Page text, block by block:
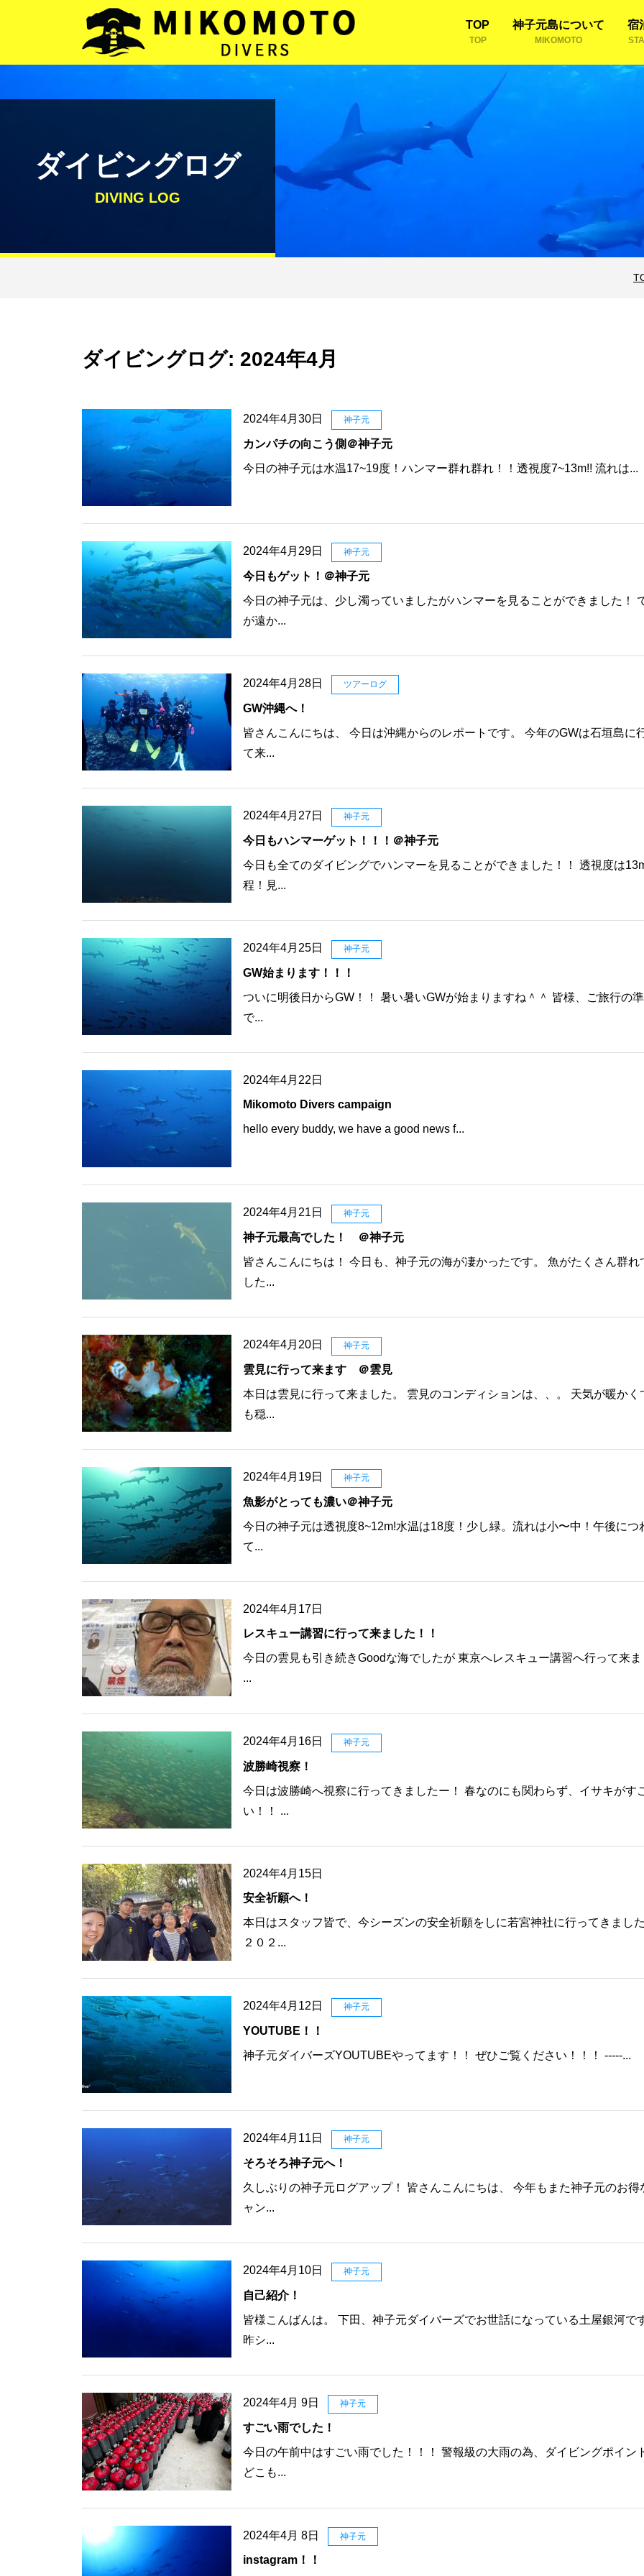
メインナビゲーション
TOP
TOP
神子元島について
MIKOMOTO
宿
ダイビングログ
DIVING LOG
ダイビングログ: 2024年4月
2024年4月30日 神子元
カンパチの向こう側＠神子元
今日の神子元は水温17~19度！ハンマー群れ群れ！！透視度7~13m!! 流れは...
2024年4月29日 神子元
今日もゲット！＠神子元
今日の神子元は、少し濁っていましたがハンマーを見ることができました！
が遠か...
2024年4月28日 ツアーログ
GW沖縄へ！
皆さんこんにちは、 今日は沖縄からのレポートです。 今年のGWは石垣島に
て来...
2024年4月27日 神子元
今日もハンマーゲット！！！＠神子元
今日も全てのダイビングでハンマーを見ることができました！！ 透視度は
程！見...
2024年4月25日 神子元
GW始まります！！！
ついに明後日からGW！！ 暑い暑いGWが始まりますね＾＾ 皆様、ご旅行の
で...
2024年4月22日
Mikomoto Divers campaign
hello every buddy, we have a good news f...
2024年4月21日 神子元
神子元最高でした！ ＠神子元
皆さんこんにちは！ 今日も、神子元の海が凄かったです。 魚がたくさん群れ
した...
2024年4月20日 神子元
雲見に行って来ます ＠雲見
本日は雲見に行って来ました。 雲見のコンディションは、、。 天気が暖かく
も穏...
2024年4月19日 神子元
魚影がとっても濃い＠神子元
今日の神子元は透視度8~12m!水温は18度！少し緑。流れは小〜中！午後につ
て...
2024年4月17日
レスキュー講習に行って来ました！！
今日の雲見も引き続きGoodな海でしたが 東京へレスキュー講習へ行って来ま
...
2024年4月16日 神子元
波勝崎視察！
今日は波勝崎へ視察に行ってきましたー！ 春なのにも関わらず、イサキがす
い！！ ...
2024年4月15日
安全祈願へ！
本日はスタッフ皆で、今シーズンの安全祈願をしに若宮神社に行ってきまし
２０２...
2024年4月12日 神子元
YOUTUBE！！
神子元ダイバーズYOUTUBEやってます！！ ぜひご覧ください！！！ -----...
2024年4月11日 神子元
そろそろ神子元へ！
久しぶりの神子元ログアップ！ 皆さんこんにちは、 今年もまた神子元のお得
ャン...
2024年4月10日 神子元
自己紹介！
皆様こんばんは。 下田、神子元ダイバーズでお世話になっている土屋銀河で
昨シ...
2024年4月 9日 神子元
すごい雨でした！
今日の午前中はすごい雨でした！！！ 警報級の大雨の為、ダイビングポイン
どこも...
2024年4月 8日 神子元
instagram！！